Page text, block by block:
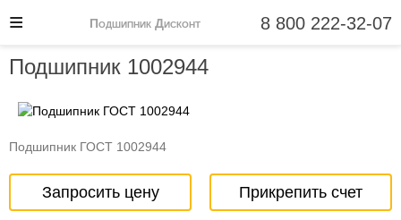
Подшипник 1002944
Подшипник ГОСТ 1002944
Запросить цену Прикрепить счет
Подшипник Дисконт 8 800 222-32-07